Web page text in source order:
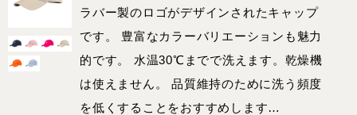
ラバー製のロゴがデザインされたキャップ
です。 豊富なカラーバリエーションも魅力
的です。 水温30℃までで洗えます。乾燥機
は使えません。 品質維持のために洗う頻度
を低くすることをおすすめします…